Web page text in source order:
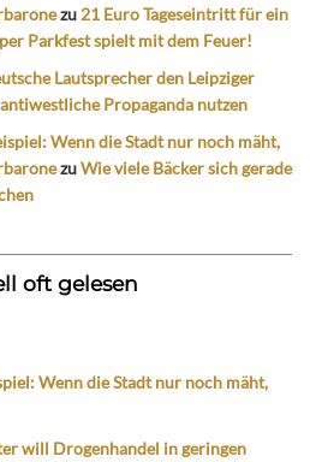
zu 21 Euro Tageseintritt für ein
Parkfest spielt mit dem Feuer!
Lautsprecher den Leipziger
Propaganda nutzen
Wenn die Stadt nur noch mäht,
zuWie viele Bäcker sich gerade
oft gelesen
Wenn die Stadt nur noch mäht,
will Drogenhandel in geringen